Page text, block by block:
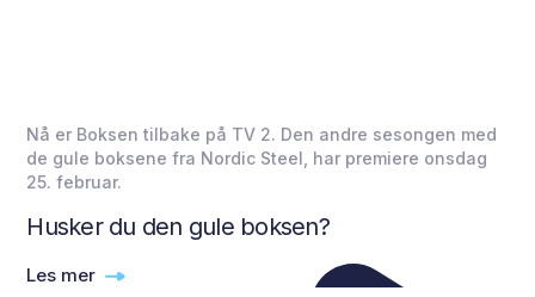
Nå er Boksen tilbake på TV 2. Den andre sesongen med
de gule boksene fra Nordic Steel, har premiere onsdag
25. februar.
Husker du den gule boksen?
Les mer